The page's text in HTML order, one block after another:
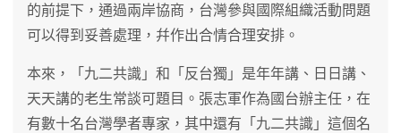
的前提下，通過兩岸協商，台灣參與國際組織活動問題
可以得到妥善處理，幷作出合情合理安排。
本來，「九二共識」和「反台獨」是年年講、日日講、
天天講的老生常談可題目。張志軍作為國台辦主任，在
有數十名台灣學者專家，其中還有「九二共識」這個名